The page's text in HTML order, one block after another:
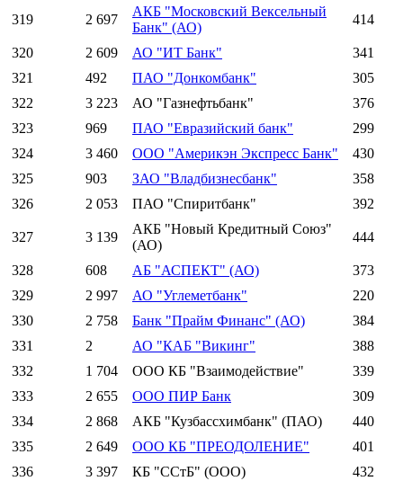
319 2 697
АКБ "Московский Вексельный
Банк" (АО)
414
320 2 609 АО "ИТ Банк"
341
321
492 ПАО "Донкомбанк"
305
322
3 223 АО "Газнефтьбанк"
376
323
969 ПАО "Евразийский банк"
299
324
3 460 ООО "Америкэн Экспресс Банк"
430
325
903 ЗАО "Владбизнесбанк"
358
326
2 053 ПАО "Спиритбанк" 392
327 3 139
АКБ "Новый Кредитный Союз"
(АО)
444
328 608 АБ "АСПЕКТ" (АО)
373
329
2 997 АО "Углеметбанк"
220
330
2 758 Банк "Прайм Финанс" (АО)
384
331
2 АО "КАБ "Викинг"
388
332
1 704 ООО КБ "Взаимодействие"
339
333
2 655 ООО ПИР Банк
309
334
2 868 АКБ "Кузбассхимбанк" (ПАО)
440
335
2 649 ООО КБ "ПРЕОДОЛЕНИЕ"
401
336
3 397 КБ "ССтБ" (ООО)
432